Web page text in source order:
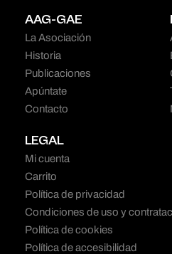
AAG-GAE
La Asociación
Historia
Publicaciones
Apúntate
Contacto
LEGAL
Mi cuenta
Carrito
Política de privacidad
Condiciones de uso y
Política de cookies
Política de accesibilidad